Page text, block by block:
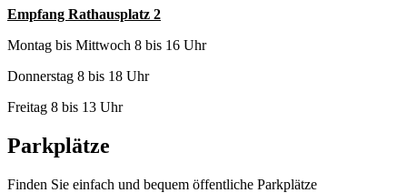
Empfang Rathausplatz 2
Montag bis Mittwoch 8 bis 16 Uhr
Donnerstag 8 bis 18 Uhr
Freitag 8 bis 13 Uhr
Parkplätze
Finden Sie einfach und bequem öffentliche Parkplätze